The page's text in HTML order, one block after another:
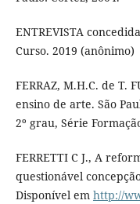
ENTREVISTA
Curso. 2019 (anônimo)
FERRAZ, M.H.C. de T.
ensino de arte. São
2º grau, Série
FERRETTI C J., A
questionável
Disponível em http://